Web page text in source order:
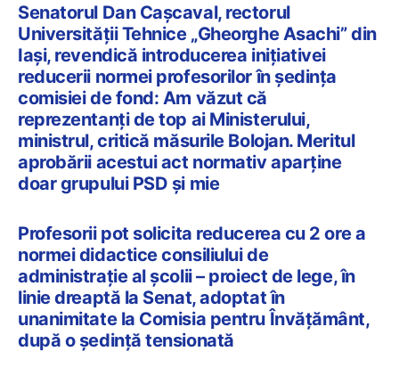
Senatorul Dan Cașcaval, rectorul
Universității Tehnice „Gheorghe Asachi” din
Iași, revendică introducerea inițiativei
reducerii normei profesorilor în ședința
comisiei de fond: Am văzut că
reprezentanți de top ai Ministerului,
ministrul, critică măsurile Bolojan. Meritul
aprobării acestui act normativ aparține
doar grupului PSD și mie
Profesorii pot solicita reducerea cu 2 ore a
normei didactice consiliului de
administrație al școlii – proiect de lege, în
linie dreaptă la Senat, adoptat în
unanimitate la Comisia pentru Învățământ,
după o ședință tensionată